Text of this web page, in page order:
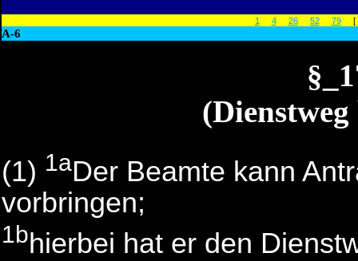
1 4 26 52 79[
A-6
(1) 1aDer Beamte kann
vorbringen;
1bhierbei hat er den